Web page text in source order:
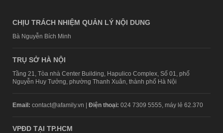
CHỊU TRÁCH NHIỆM QUẢN LÝ NỘI DUNG
Bà Nguyễn Bích Minh
TRỤ SỞ HÀ NỘI
Tầng 21, Tòa nhà Center Building, Hapulico Complex, Số 01, phố
Nguyễn Huy Tưởng, phường Thanh Xuân, thành phố Hà Nội
Email: contact@afamily.vn | Điện thoại: 024 7309 5555, máy lẻ 62.370
VPĐD TẠI TP.HCM